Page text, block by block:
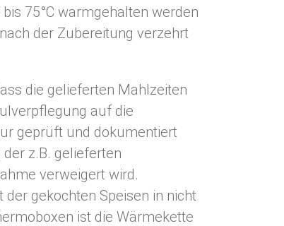
75°C warmgehalten werden
der Zubereitung verzehrt
die gelieferten Mahlzeiten
auf die
geprüft und dokumentiert
z.B. gelieferten
verweigert wird.
gekochten Speisen in nicht
ist die Wärmekette